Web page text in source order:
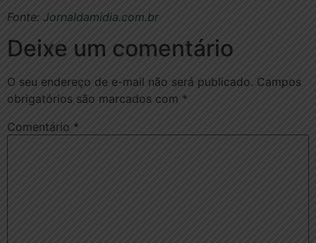
Fonte: Jornaldamidia.com.br
Deixe um comentário
O seu endereço de e-mail não será publicado. Campos
obrigatórios são marcados com *
Comentário *